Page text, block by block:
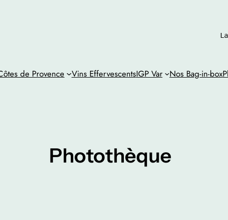
de Provence Vins EffervescentsIGP Var Nos Bag-in-box
Photothèque